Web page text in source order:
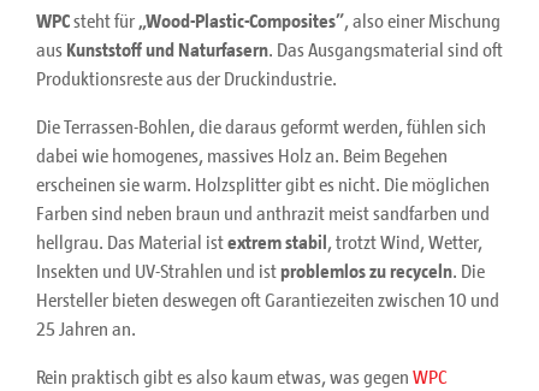
WPCsteht für „Wood-Plastic-Composites”, also einer Mischung
aus Kunststoff und Naturfasern. Das Ausgangsmaterial sind oft
Produktionsreste aus der Druckindustrie.
Die Terrassen-Bohlen, die daraus geformt werden, fühlen sich
dabei wie homogenes, massives Holz an. Beim Begehen
erscheinen sie warm. Holzsplitter gibt es nicht. Die möglichen
Farben sind neben braun und anthrazit meist sandfarben und
hellgrau. Das Material istextrem stabil, trotzt Wind, Wetter,
Insekten und UV-Strahlen und istproblemlos zu recyceln. Die
Hersteller bieten deswegen oft Garantiezeiten zwischen 10 und
25 Jahren an.
Rein praktisch gibt es also kaum etwas, was gegen WPC